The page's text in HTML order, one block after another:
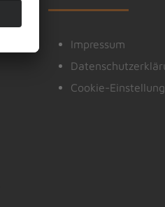
Impressum
Cookie-